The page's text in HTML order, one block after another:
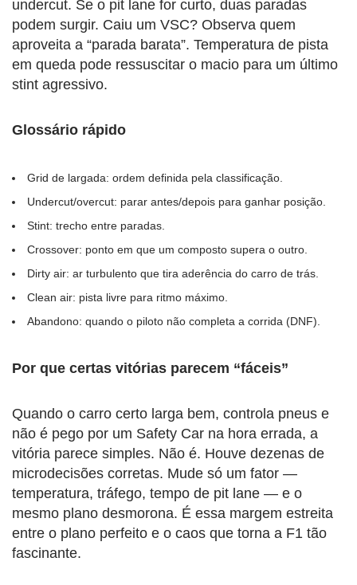
undercut. Se o pit lane for curto, duas paradas
podem surgir. Caiu um VSC? Observa quem
aproveita a “parada barata”. Temperatura de pista
em queda pode ressuscitar o macio para um último
stint agressivo.
Glossário rápido
Grid de largada: ordem definida pela classificação.
Undercut/overcut: parar antes/depois para ganhar posição.
Stint: trecho entre paradas.
Crossover: ponto em que um composto supera o outro.
Dirty air: ar turbulento que tira aderência do carro de trás.
Clean air: pista livre para ritmo máximo.
Abandono: quando o piloto não completa a corrida (DNF).
Por que certas vitórias parecem “fáceis”
Quando o carro certo larga bem, controla pneus e
não é pego por um Safety Car na hora errada, a
vitória parece simples. Não é. Houve dezenas de
microdecisões corretas. Mude só um fator —
temperatura, tráfego, tempo de pit lane — e o
mesmo plano desmorona. É essa margem estreita
entre o plano perfeito e o caos que torna a F1 tão
fascinante.